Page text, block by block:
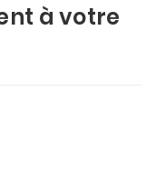
à votre